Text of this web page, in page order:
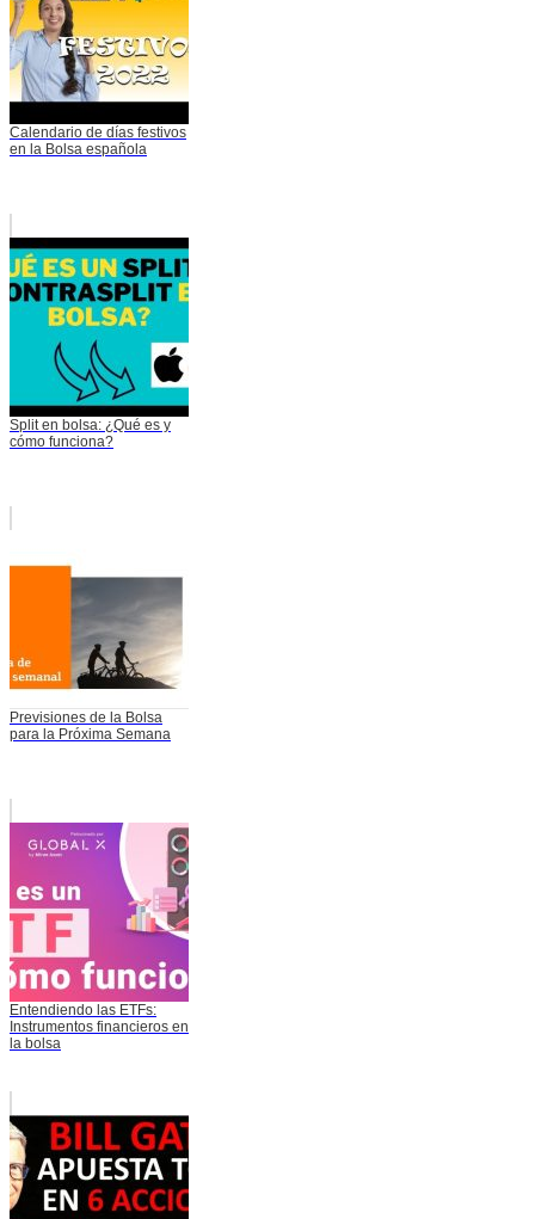
Calendario de días festivos
en la Bolsa española
Split en bolsa: ¿Qué es y
cómo funciona?
Previsiones de la Bolsa
para la Próxima Semana
Entendiendo las ETFs:
Instrumentos financieros en
la bolsa